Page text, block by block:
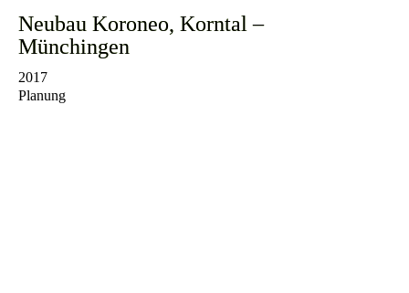
Neubau Koroneo, Korntal –
Münchingen
2017
Planung